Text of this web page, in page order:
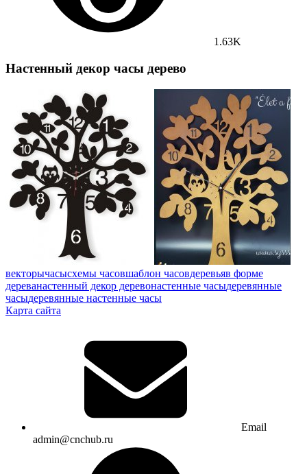
1.63K
Настенный декор часы дерево
векторычасысхемы часовшаблон часовдеревьяв форме
дереванастенный декор деревонастенные часыдеревянные
часыдеревянные настенные часы
Карта сайта
Email
admin@cnchub.ru